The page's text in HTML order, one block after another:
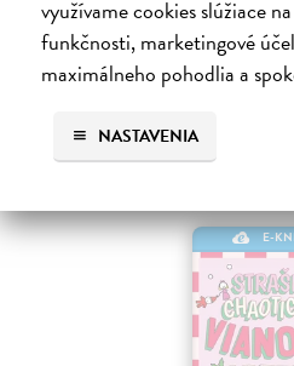
využívame cookies slúžiace
funkčnosti, marketingové
maximálneho pohodlia a
NASTAVENIA
3,20 €
E-